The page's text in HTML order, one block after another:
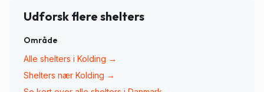
Udforsk flere shelters
Område
Alle shelters i Kolding →
Shelters nær Kolding →